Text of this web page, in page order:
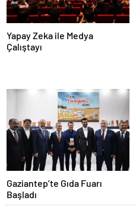
Yapay Zeka ile Medya
Çalıştayı
Gaziantep’te Gıda Fuarı
Başladı